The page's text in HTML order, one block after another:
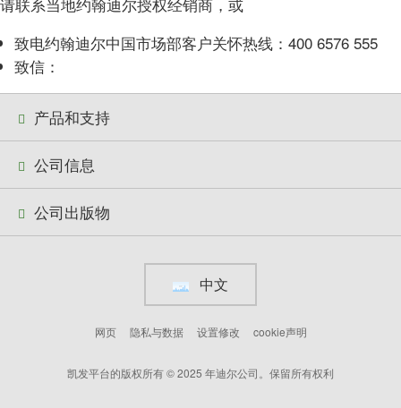
致电约翰迪尔中国市场部客户关怀热线：400 6576 555
致信：
产品和支持
公司信息
公司出版物
中文
网页 隐私与数据 设置修改 cookie声明
凯发平台的版权所有 © 2025 年迪尔公司。保留所有权利